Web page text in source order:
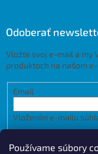
Používame súbory
Odoberať
Vložte svoj e-mail a my
produktoch na našom
Email
Vložením e-mailu
údajov